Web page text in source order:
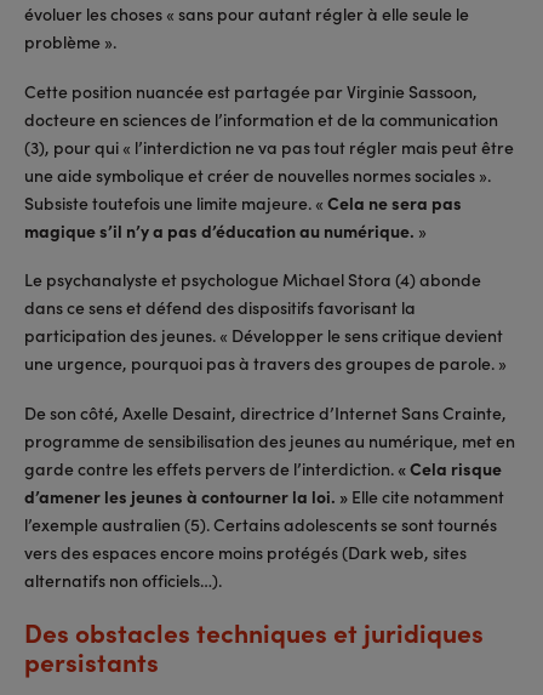
évoluer les choses « sans pour autant régler à elle seule le
problème ».
Cette position nuancée est partagée par Virginie Sassoon,
docteure en sciences de l’information et de la communication
(3), pour qui « l’interdiction ne va pas tout régler mais peut être
une aide symbolique et créer de nouvelles normes sociales ».
Subsiste toutefois une limite majeure. « Cela ne sera pas
magique s’il n’y a pas d’éducation au numérique. »
Le psychanalyste et psychologue Michael Stora (4) abonde
dans ce sens et défend des dispositifs favorisant la
participation des jeunes. « Développer le sens critique devient
une urgence, pourquoi pas à travers des groupes de parole. »
De son côté, Axelle Desaint, directrice d’Internet Sans Crainte,
programme de sensibilisation des jeunes au numérique, met en
garde contre les effets pervers de l’interdiction. « Cela risque
d’amener les jeunes à contourner la loi. » Elle cite notamment
l’exemple australien (5). Certains adolescents se sont tournés
vers des espaces encore moins protégés (Dark web, sites
alternatifs non officiels…).
Des obstacles techniques et juridiques
persistants